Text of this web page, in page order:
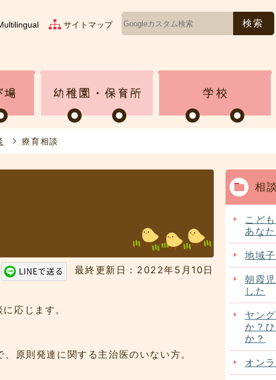
サイトマップ
療育相談
最終更新日：2022年5月10日
応じます。
原則発達に関する主治医のいない方。
相談
こど
あな
地域
朝霞
した
ヤン
か？
か？
オン